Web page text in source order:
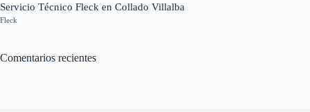
Servicio Técnico Fleck en Collado Villalba
Fleck
Comentarios recientes